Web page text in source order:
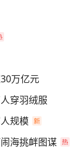
万亿元
穿羽绒服
规模
海挑衅图谋